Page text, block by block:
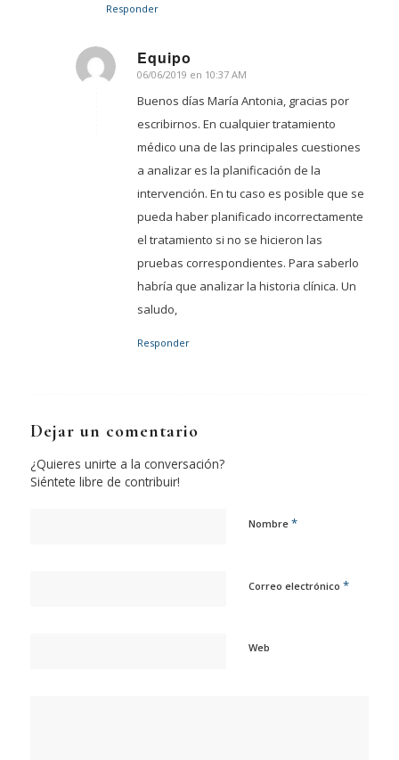
Responder
Equipo
Dice:
06/06/2019 en 10:37 AM
Buenos días María Antonia, gracias por
escribirnos. En cualquier tratamiento
médico una de las principales cuestiones
a analizar es la planificación de la
intervención. En tu caso es posible que se
pueda haber planificado incorrectamente
el tratamiento si no se hicieron las
pruebas correspondientes. Para saberlo
habría que analizar la historia clínica. Un
saludo,
Responder
Dejar un comentario
¿Quieres unirte a la conversación?
Siéntete libre de contribuir!
Nombre *
Correo electrónico *
Web